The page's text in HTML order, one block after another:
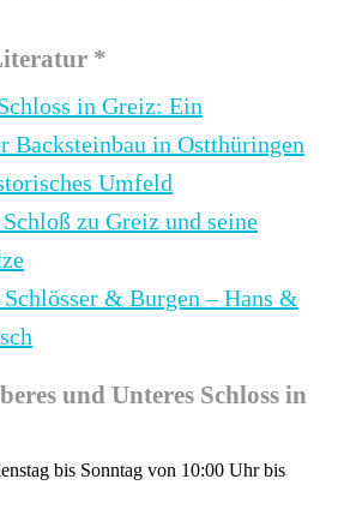
*
in Greiz: Ein
Backsteinbau in Ostthüringen
Umfeld
zu Greiz und seine
& Burgen – Hans &
und Unteres Schloss in
bis Sonntag von 10:00 Uhr bis